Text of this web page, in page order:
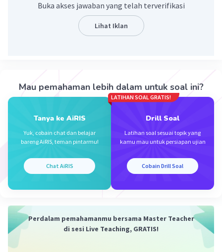
sejarah merupakan kenyataan atau realitas yang
terjadi pada masa lalu yang dapat merubah
kehidupan masyarakat menjadi lebih baik.
Beri Rating·0.0 0) Balas
Buka akses jawaban yang telah terverifikasi
Lihat Iklan
Mau pemahaman lebih dalam untuk soal ini?
Tanya ke AiRIS
Yuk, cobain chat dan belajar
bareng AiRIS, teman pintarmu!
Chat AiRIS
LATIHAN SOAL GRATIS!
Drill Soal
Latihan soal sesuai topik yang
kamu mau untuk persiapan ujian
Cobain Drill Soal
Perdalam pemahamanmu bersama Master Teacher
di sesi Live Teaching, GRATIS!